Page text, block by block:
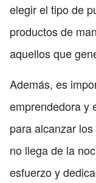
elegir el tipo de
productos de
aquellos que
Además, es
emprendedora y
para alcanzar
no llega de la
esfuerzo y